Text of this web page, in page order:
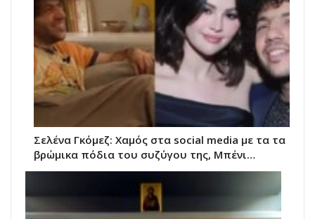
Σελένα Γκόμεζ: Χαμός στα social media με τα τα
βρώμικα πόδια του συζύγου της, Μπένι…